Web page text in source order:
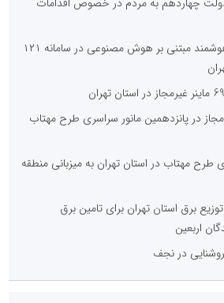
رونمایی از پاسخگویی هوشمند مبتنی بر هوش مصنوعی در سامانه ۱۲۱
برق غیرمجاز در پانزدهمین مانور سراسری طرح مهتاب
طرح مهتاب در استان تهران به میزبانی منطقه
برق استان تهران برای تامین برق
اربعین
در نجف